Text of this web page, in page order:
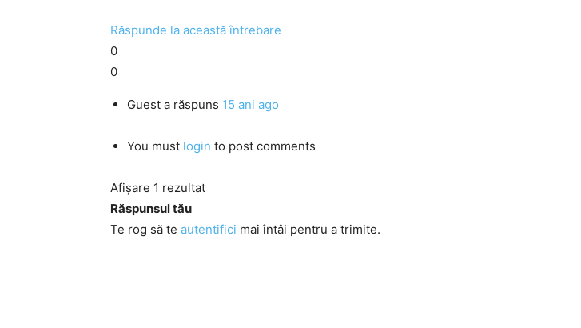
Răspunde la această întrebare
0
0
Guest a răspuns 15 ani ago
You must login to post comments
Afișare 1 rezultat
Răspunsul tău
Te rog să te autentifici mai întâi pentru a trimite.